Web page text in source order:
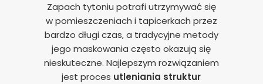
Zapach tytoniu potrafi utrzymywać się
w pomieszczeniach i tapicerkach przez
bardzo długi czas, a tradycyjne metody
jego maskowania często okazują się
nieskuteczne. Najlepszym rozwiązaniem
jest proces utleniania struktur